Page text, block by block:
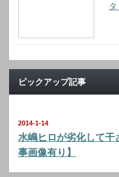
タ
ピックアップ記事
2014-1-14
水嶋ヒロが劣化して干
事画像有り】